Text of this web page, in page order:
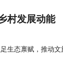
村发展动能
生态禀赋，推动